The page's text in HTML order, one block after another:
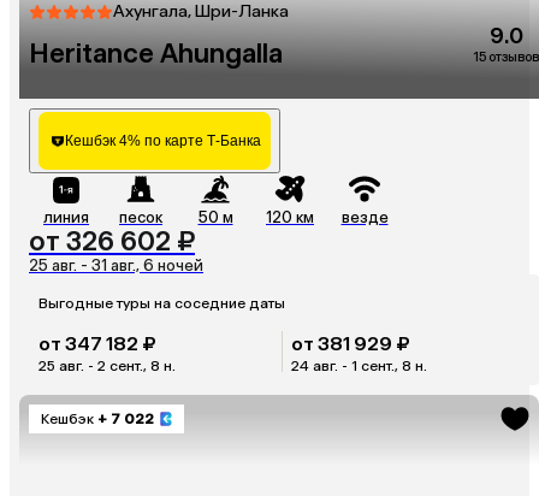
Ахунгала, Шри-Ланка
Heritance Ahungalla
9.0
15 отзывов
Кешбэк 4% по карте Т-Банка
линия песок 50 м 120 км везде
от 326 602 ₽
25 авг. - 31 авг., 6 ночей
Выгодные туры на соседние даты
от 347 182 ₽
25 авг. - 2 сент., 8 н.
от 381 929 ₽
24 авг. - 1 сент., 8 н.
Кешбэк + 7 022